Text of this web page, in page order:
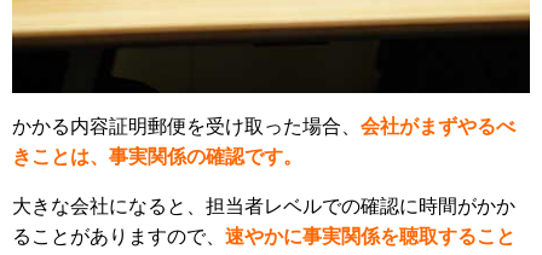
かかる内容証明郵便を受け取った場合、 会社がまずやるべ
きことは、事実関係の確認です。
大きな会社になると、担当者レベルでの確認に時間がかか
ることがありますので、 速やかに事実関係を聴取すること